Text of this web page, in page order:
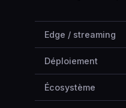
Edge / streaming
Déploiement
Écosystème